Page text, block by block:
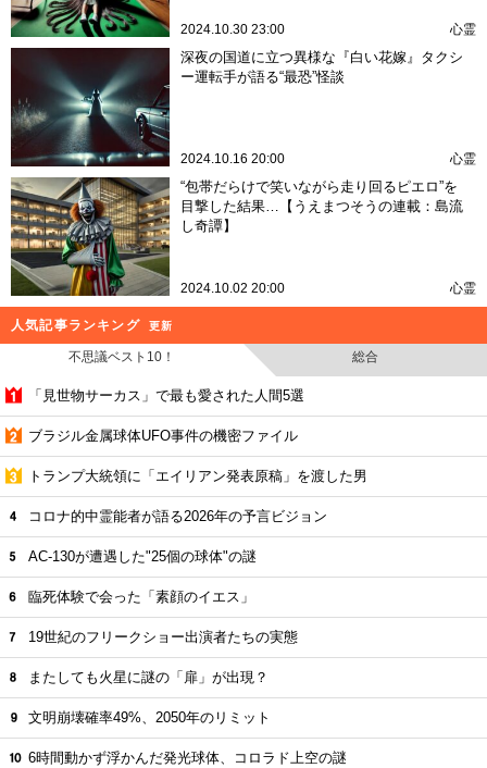
2024.10.30 23:00 心霊
深夜の国道に立つ異様な『白い花嫁』タクシ
ー運転手が語る“最恐”怪談
2024.10.16 20:00 心霊
“包帯だらけで笑いながら走り回るピエロ”を
目撃した結果…【うえまつそうの連載：島流
し奇譚】
2024.10.02 20:00 心霊
人気記事ランキング 更新
不思議ベスト10！ 総合
「見世物サーカス」で最も愛された人間5選
ブラジル金属球体UFO事件の機密ファイル
トランプ大統領に「エイリアン発表原稿」を渡した男
コロナ的中霊能者が語る2026年の予言ビジョン
AC-130が遭遇した"25個の球体"の謎
臨死体験で会った「素顔のイエス」
19世紀のフリークショー出演者たちの実態
またしても火星に謎の「扉」が出現？
文明崩壊確率49%、2050年のリミット
6時間動かず浮かんだ発光球体、コロラド上空の謎